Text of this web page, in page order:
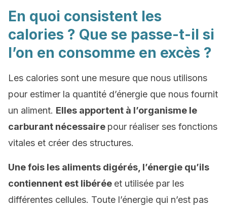
En quoi consistent les
calories ? Que se passe-t-il si
l’on en consomme en excès ?
Les calories sont une mesure que nous utilisons
pour estimer la quantité d’énergie que nous fournit
un aliment. Elles apportent à l’organisme le
carburant nécessaire pour réaliser ses fonctions
vitales et créer des structures.
Une fois les aliments digérés, l’énergie qu’ils
contiennent est libérée et utilisée par les
différentes cellules. Toute l’énergie qui n’est pas